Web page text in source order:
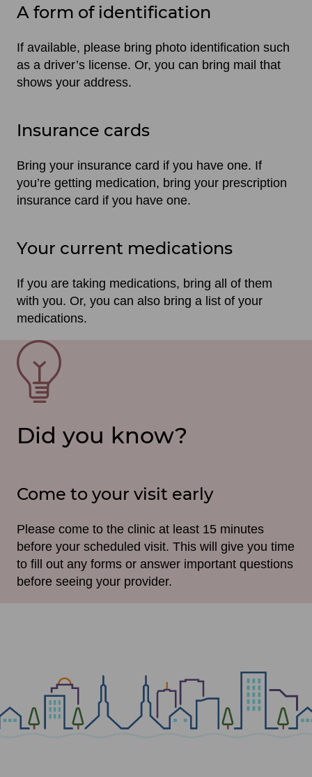
A form of identification
If available, please bring photo identification such
as a driver’s license. Or, you can bring mail that
shows your address.
Insurance cards
Bring your insurance card if you have one. If
you’re getting medication, bring your prescription
insurance card if you have one.
Your current medications
If you are taking medications, bring all of them
with you. Or, you can also bring a list of your
medications.
SVG
File
Did you know?
Come to your visit early
Please come to the clinic at least 15 minutes
before your scheduled visit. This will give you time
to fill out any forms or answer important questions
before seeing your provider.